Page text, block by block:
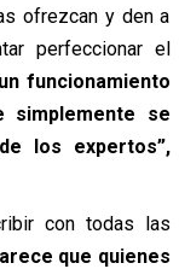
ofrezcan y den a
perfeccionar el
funcionamiento
simplemente se
los expertos”,
con todas las
que quienes